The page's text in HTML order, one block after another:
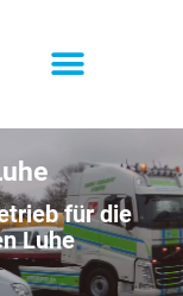
für die
Luhe